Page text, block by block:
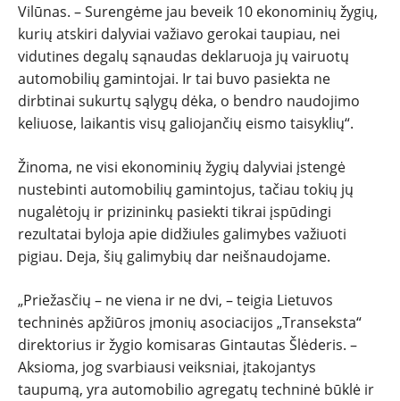
Vilūnas. – Surengėme jau beveik 10 ekonominių žygių,
kurių atskiri dalyviai važiavo gerokai taupiau, nei
vidutines degalų sąnaudas deklaruoja jų vairuotų
automobilių gamintojai. Ir tai buvo pasiekta ne
dirbtinai sukurtų sąlygų dėka, o bendro naudojimo
keliuose, laikantis visų galiojančių eismo taisyklių“.
Žinoma, ne visi ekonominių žygių dalyviai įstengė
nustebinti automobilių gamintojus, tačiau tokių jų
nugalėtojų ir prizininkų pasiekti tikrai įspūdingi
rezultatai byloja apie didžiules galimybes važiuoti
pigiau. Deja, šių galimybių dar neišnaudojame.
„Priežasčių – ne viena ir ne dvi, – teigia Lietuvos
techninės apžiūros įmonių asociacijos „Transeksta“
direktorius ir žygio komisaras Gintautas Šlėderis. –
Aksioma, jog svarbiausi veiksniai, įtakojantys
taupumą, yra automobilio agregatų techninė būklė ir